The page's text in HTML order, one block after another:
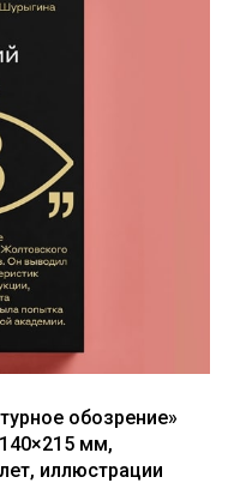
обозрение»
мм,
иллюстрации